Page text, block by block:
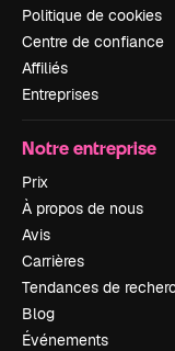
Politique de cookies
Centre de confiance
Affiliés
Entreprises
Notre entreprise
Prix
À propos de nous
Avis
Carrières
Tendances de
Blog
Événements